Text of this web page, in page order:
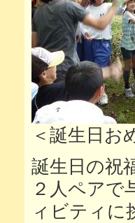
＜誕生日お
誕生日の祝
２人ペアで
ィビティに